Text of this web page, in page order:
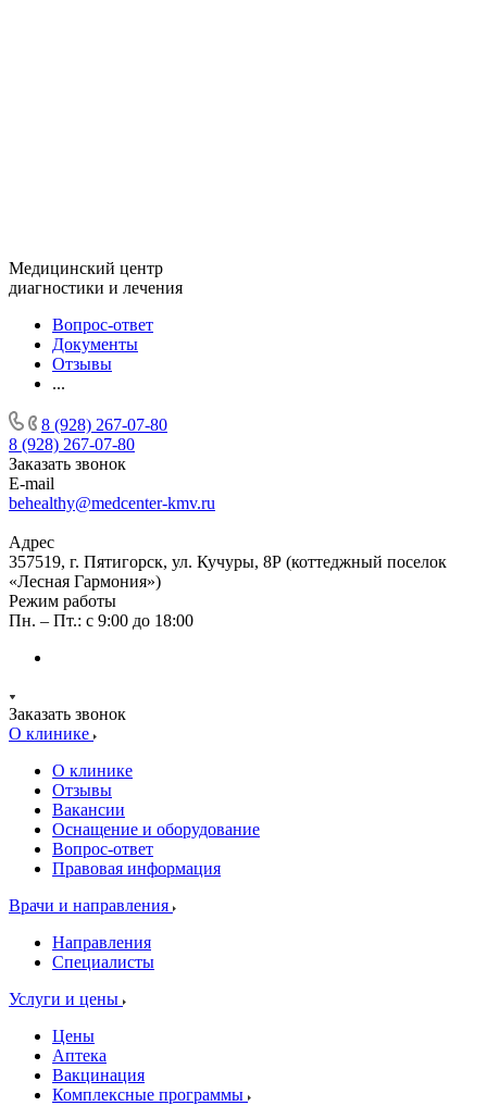
Медицинский центр
диагностики и лечения
Вопрос-ответ
Документы
Отзывы
...
8 (928) 267-07-80
8 (928) 267-07-80
Заказать звонок
E-mail
behealthy@medcenter-kmv.ru
Адрес
357519, г. Пятигорск, ул. Кучуры, 8Р (коттеджный поселок
«Лесная Гармония»)
Режим работы
Пн. – Пт.: с 9:00 до 18:00
Заказать звонок
О клинике
О клинике
Отзывы
Вакансии
Оснащение и оборудование
Вопрос-ответ
Правовая информация
Врачи и направления
Направления
Специалисты
Услуги и цены
Цены
Аптека
Вакцинация
Комплексные программы